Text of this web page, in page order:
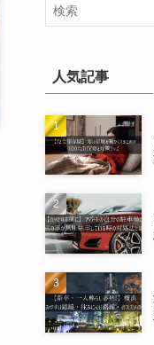
人気記事